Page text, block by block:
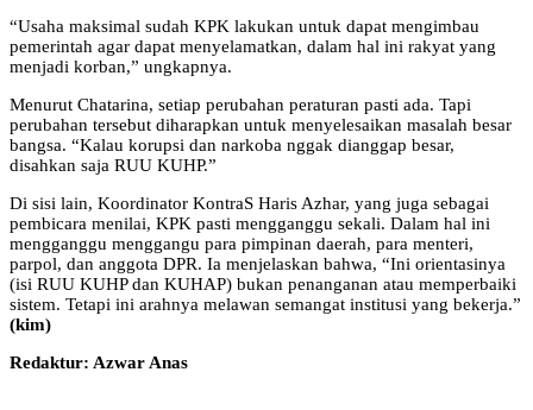
“Usaha maksimal sudah KPK lakukan untuk dapat mengimbau
pemerintah agar dapat menyelamatkan, dalam hal ini rakyat yang
menjadi korban,” ungkapnya.
Menurut Chatarina, setiap perubahan peraturan pasti ada. Tapi
perubahan tersebut diharapkan untuk menyelesaikan masalah besar
bangsa. “Kalau korupsi dan narkoba nggak dianggap besar,
disahkan saja RUU KUHP.”
Di sisi lain, Koordinator KontraS Haris Azhar, yang juga sebagai
pembicara menilai, KPK pasti mengganggu sekali. Dalam hal ini
mengganggu menggangu para pimpinan daerah, para menteri,
parpol, dan anggota DPR. Ia menjelaskan bahwa, “Ini orientasinya
(isi RUU KUHP dan KUHAP) bukan penanganan atau memperbaiki
sistem. Tetapi ini arahnya melawan semangat institusi yang bekerja.”
(kim)
Redaktur: Azwar Anas